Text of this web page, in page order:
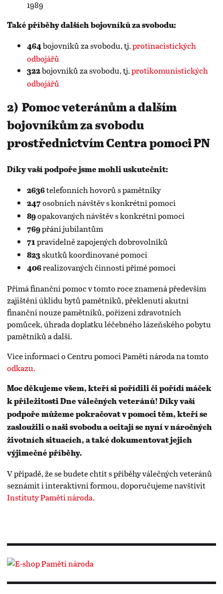
1989
Také příběhy dalších bojovníků za svobodu:
464bojovníků za svobodu, tj.protinacistických
odbojářů
322bojovníků za svobodu, tj.protikomunistických
odbojářů
2) Pomoc veteránům a dalším
bojovníkům za svobodu
prostřednictvím Centra pomoci PN
Díky vaší podpoře jsme mohli uskutečnit:
2636telefonních hovorů s pamětníky
247osobních návštěv s konkrétní pomocí
89opakovaných návštěv s konkrétní pomocí
769přání jubilantům
71pravidelně zapojených dobrovolníků
823skutků koordinované pomoci
406realizovaných činností přímé pomoci
Přímá finanční pomoc v tomto roce znamená především
zajištění úklidu bytů pamětníků, překlenutí akutní
finanční nouze pamětníků, pořízení zdravotních
pomůcek, úhrada doplatku léčebného lázeňského pobytu
pamětníků a další.
Více informací o Centru pomoci Paměti národa na tomto
odkazu.
Moc děkujeme všem, kteří si pořídili či pořídí máček
k příležitosti Dne válečných veteránů! Díky vaší
podpoře můžeme pokračovat v pomoci těm, kteří se
zasloužili o naši svobodu a ocitají se nyní v náročných
životních situacích, a také dokumentovat jejich
výjimečné příběhy.
V případě, že se budete chtít s příběhy válečných veteránů
seznámit i interaktivní formou, doporučujeme navštívit
Instituty Paměti národa.